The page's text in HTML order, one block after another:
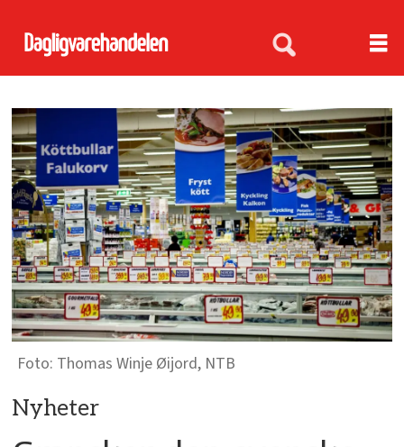
Thomas Winje Øijord, NTB
Nyheter